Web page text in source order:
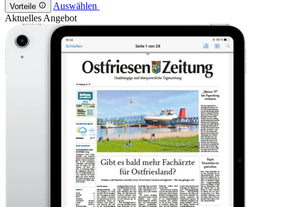
Vorteile
Auswählen
Aktuelles Angebot